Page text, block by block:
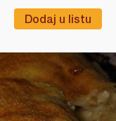
Dodaj u listu